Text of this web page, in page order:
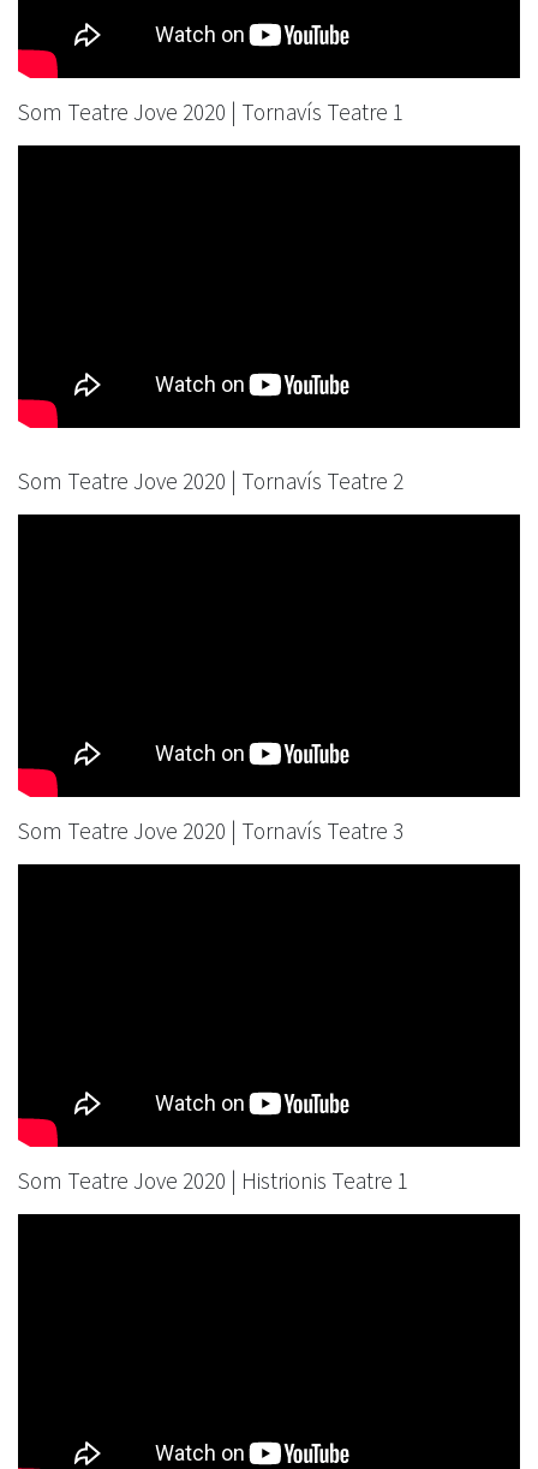
Som Teatre Jove 2020 | Tornavís Teatre 1
Som Teatre Jove 2020 | Tornavís Teatre 2
Som Teatre Jove 2020 | Tornavís Teatre 3
Som Teatre Jove 2020 | Histrionis Teatre 1